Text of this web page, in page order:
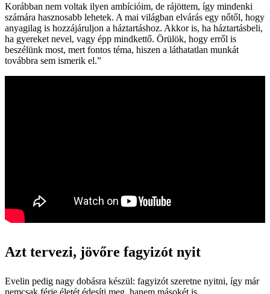
Korábban nem voltak ilyen ambícióim, de rájöttem, így mindenki
számára hasznosabb lehetek. A mai világban elvárás egy nőtől, hogy
anyagilag is hozzájáruljon a háztartáshoz. Akkor is, ha háztartásbeli,
ha gyereket nevel, vagy épp mindkettő. Örülök, hogy erről is
beszélünk most, mert fontos téma, hiszen a láthatatlan munkát
továbbra sem ismerik el.”
Azt tervezi, jövőre fagyizót nyit
Evelin pedig nagy dobásra készül: fagyizót szeretne nyitni, így már
nemcsak férje életét édesíti meg, hanem másokét is.